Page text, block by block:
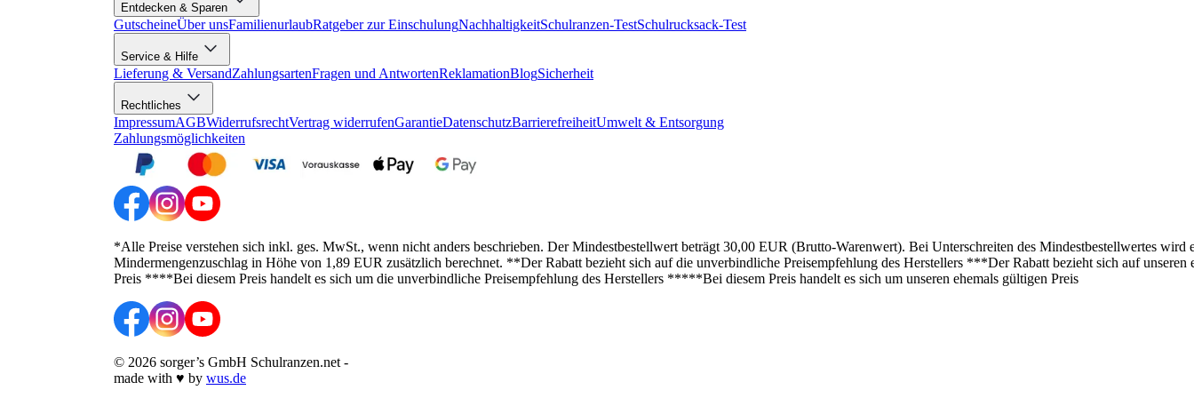
Entdecken & Sparen
GutscheineÜber unsFamilienurlaubRatgeber zur EinschulungNachhaltigkeitSchulranzen-TestSchulrucksack-Test
Service & Hilfe
Lieferung & VersandZahlungsartenFragen und AntwortenReklamationBlogSicherheit
Rechtliches
ImpressumAGBWiderrufsrechtVertrag widerrufenGarantieDatenschutzBarrierefreiheitUmwelt & Entsorgung
Zahlungsmöglichkeiten
*Alle Preise verstehen sich inkl. ges. MwSt., wenn nicht anders beschrieben. Der Mindestbestellwert beträgt 30,00 EUR (Brutto-Warenwert). Bei Unterschreiten des Mindestbestellwertes wird
Mindermengenzuschlag in Höhe von 1,89 EUR zusätzlich berechnet. **Der Rabatt bezieht sich auf die unverbindliche Preisempfehlung des Herstellers ***Der Rabatt bezieht sich auf unseren
Preis ****Bei diesem Preis handelt es sich um die unverbindliche Preisempfehlung des Herstellers *****Bei diesem Preis handelt es sich um unseren ehemals gültigen Preis
© 2026 sorger’s GmbH Schulranzen.net -
made with ♥ by wus.de